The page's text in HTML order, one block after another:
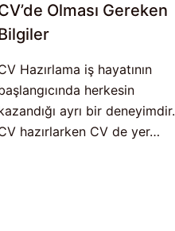
Olması Gereken
Hazırlama iş hayatının
herkesin
ayrı bir deneyimdir.
hazırlarken CV de yer…